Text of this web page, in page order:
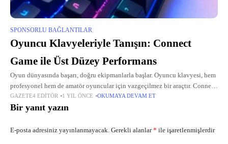
SPONSORLU BAĞLANTILAR
Oyuncu Klavyeleriyle Tanışın: Connect
Game ile Üst Düzey Performans
Oyun dünyasında başarı, doğru ekipmanlarla başlar. Oyuncu klavyesi, hem
profesyonel hem de amatör oyuncular için vazgeçilmez bir araçtır. Connect
Game, geniş ürün yelpazesiyle, her oyuncunun ihtiyaçlarına uygun, yüksek
performanslı ve
GAZETE4 EDITÖR 1 YIL ÖNCE OKUMAYA DEVAM ET
Bir yanıt yazın
E-posta adresiniz yayınlanmayacak. Gerekli alanlar* ile işaretlenmişlerdir